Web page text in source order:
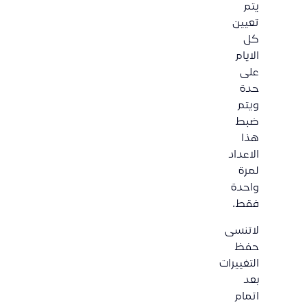
يتم
تعيين
كل
الايام
على
حدة
ويتم
ضبط
هذا
الاعداد
لمرة
واحدة
فقط.
لاتنسى
حفظ
التغييرات
بعد
اتمام